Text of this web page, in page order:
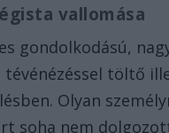
vallomása
gondolkodású,
töltő
Olyan
soha nem